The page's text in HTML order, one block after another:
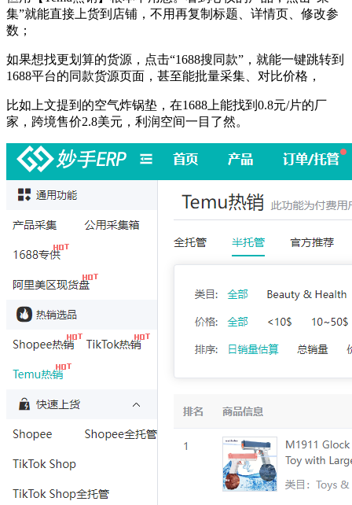
集”就能直接上货到店铺，不用再复制标题、详情页、修改参
数；
如果想找更划算的货源，点击“1688搜同款”，就能一键跳转到
1688平台的同款货源页面，甚至能批量采集、对比价格，
比如上文提到的空气炸锅垫，在1688上能找到0.8元/片的厂
家，跨境售价2.8美元，利润空间一目了然。